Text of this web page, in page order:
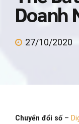
Doanh
27/10/2020
Chuyển đổi số–